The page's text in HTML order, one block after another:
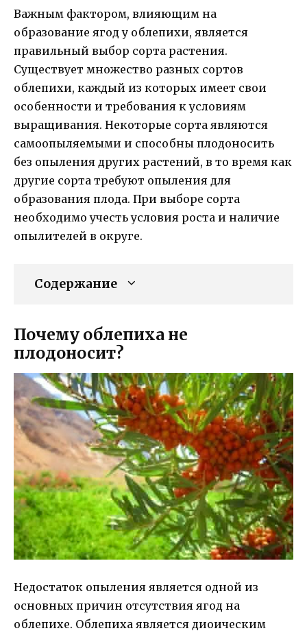
Важным фактором, влияющим на
образование ягод у облепихи, является
правильный выбор сорта растения.
Существует множество разных сортов
облепихи, каждый из которых имеет свои
особенности и требования к условиям
выращивания. Некоторые сорта являются
самоопыляемыми и способны плодоносить
без опыления других растений, в то время как
другие сорта требуют опыления для
образования плода. При выборе сорта
необходимо учесть условия роста и наличие
опылителей в округе.
Содержание
Почему облепиха не
плодоносит?
Недостаток опыления является одной из
основных причин отсутствия ягод на
облепихе. Облепиха является диоическим